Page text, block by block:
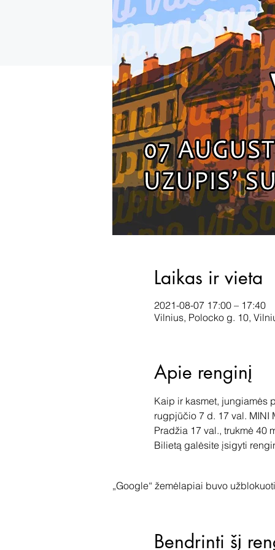
Laikas ir vieta
2021-08-07 17:00 – 17:40
Vilnius, Polocko g. 10,
Apie renginį
Kaip ir kasmet, jungiamės
rugpjūčio 7 d. 17 val. MINI
Pradžia 17 val., trukmė 40
Bilietą galėsite įsigyti
„Google“ žemėlapiai buvo
Bendrinti šį